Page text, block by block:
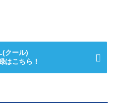
クール)
はこちら！